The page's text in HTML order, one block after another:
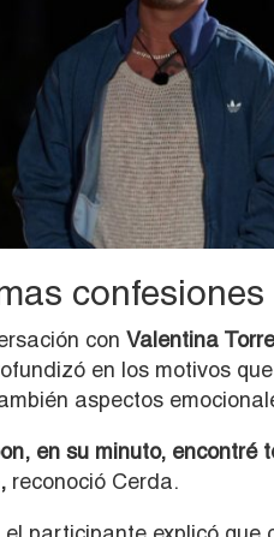
con Valentina
en los motivos
aspectos
en su minuto,
reconoció Cerda.